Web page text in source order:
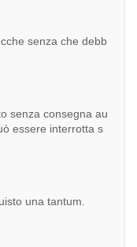
senza che debb
senza consegna au
essere interrotta s
una tantum.